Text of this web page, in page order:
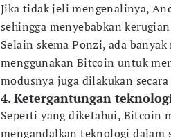
Jika tidak jeli mengenalinya,
sehingga menyebabkan
Selain skema Ponzi, ada
menggunakan Bitcoin untuk
modusnya juga dilakukan secara
4. Ketergantungan
Seperti yang diketahui, Bitcoin
mengandalkan teknologi dalam